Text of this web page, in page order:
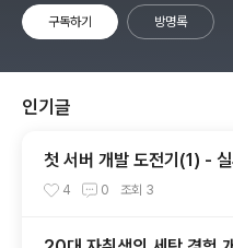
구독하기 방명록
인기글
첫 서버 개발 도전기(1) -
밍 협업 툴, STORM
4 0 조회 3